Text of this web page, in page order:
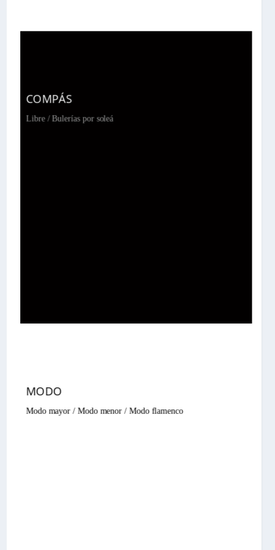
COMPÁS
Libre / Bulerías por soleá
MODO
Modo mayor / Modo menor / Modo flamenco